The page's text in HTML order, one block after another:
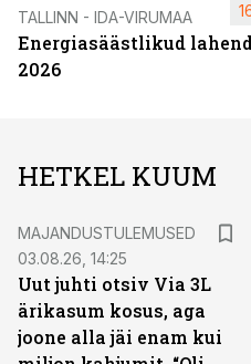
TALLINN - IDA-VIRUMAA
Energiasäästlikud
2026
HETKEL KUUM
MAJANDUSTULEMUSED
03.08.26, 14:25
Uut juhti otsiv Via 3L
ärikasum kosus, aga
joone alla jäi enam kui